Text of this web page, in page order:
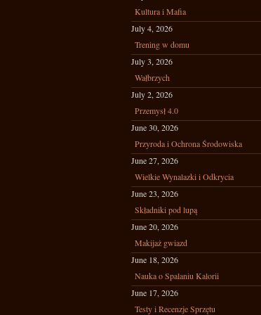
Kultura i Mafia
July 4, 2026
Trening w domu
July 3, 2026
Wałbrzych
July 2, 2026
Przemysł 4.0
June 30, 2026
Przyroda i Ochrona Środowiska
June 27, 2026
Wielkie Wynalazki i Odkrycia
June 23, 2026
Składniki pod lupą
June 20, 2026
Makijaż gwiazd
June 18, 2026
Nauka o Spalaniu Kalorii
June 17, 2026
Testy i Recenzje Sprzętu